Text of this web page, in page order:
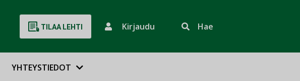
TILAA LEHTI Kirjaudu Hae
YHTEYSTIEDOT